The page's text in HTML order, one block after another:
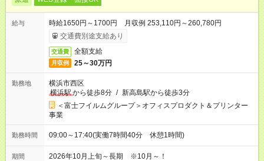
給与
時給1650円～1700円 月収例 253,110円～260,780円
交通費別途支給あり
交通費 全額支給
月収例 25～30万円
勤務地
横浜市西区
横浜駅から徒歩8分 / 新高島駅から徒歩3分
＜富士フイルムグループ＞オフィスプロダクト＆プリンター
事業
勤務時間 09:00～17:40(実働7時間40分 休憩1時間)
期間 2026年10月上旬～長期 ※10月～！